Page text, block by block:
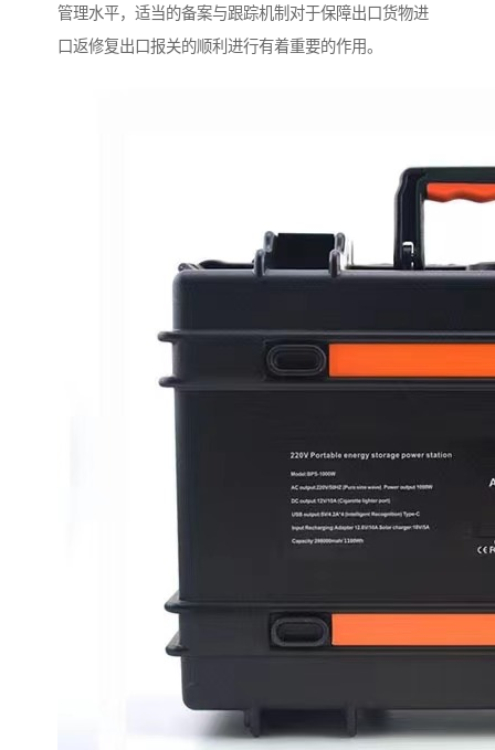
管理水平，适当的备案与跟踪机制对于保障出口货物进
口返修复出口报关的顺利进行有着重要的作用。